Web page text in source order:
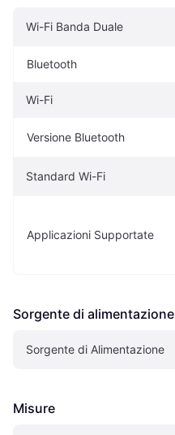
Wi-Fi Banda Duale
Bluetooth
Wi-Fi
Versione Bluetooth
Standard Wi-Fi
Applicazioni Supportate
Sorgente di alimentazione
Sorgente di Alimentazione
Misure